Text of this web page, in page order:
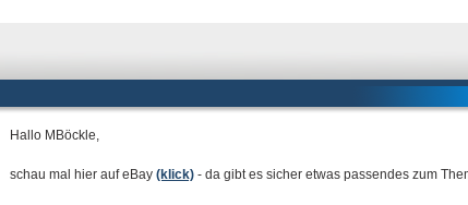
Hallo MBöckle,
schau mal hier auf eBay (klick) - da gibt es sicher etwas passendes zum